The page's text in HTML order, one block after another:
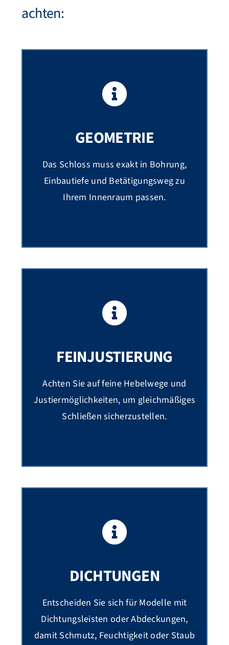
achten:
GEOMETRIE
Das Schloss muss exakt in Bohrung,
Einbautiefe und Betätigungsweg zu
Ihrem Innenraum passen.
FEINJUSTIERUNG
Achten Sie auf feine Hebelwege und
Justiermöglichkeiten, um gleichmäßiges
Schließen sicherzustellen.
DICHTUNGEN
Entscheiden Sie sich für Modelle mit
Dichtungsleisten oder Abdeckungen,
damit Schmutz, Feuchtigkeit oder Staub